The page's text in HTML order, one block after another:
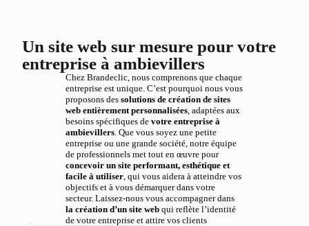
Un site web sur mesure pour votre
entreprise à ambievillers
Chez Brandeclic, nous comprenons que chaque
entreprise est unique. C’est pourquoi nous vous
proposons des solutions de création de sites
web entièrement personnalisées, adaptées aux
besoins spécifiques de votre entreprise à
ambievillers. Que vous soyez une petite
entreprise ou une grande société, notre équipe
de professionnels met tout en œuvre pour
concevoir un site performant, esthétique et
facile à utiliser, qui vous aidera à atteindre vos
objectifs et à vous démarquer dans votre
secteur. Laissez-nous vous accompagner dans
la création d’un site webqui reflète l’identité
de votre entreprise et attire vos clients